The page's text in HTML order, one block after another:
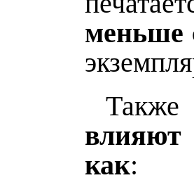
меньше
Также
как: